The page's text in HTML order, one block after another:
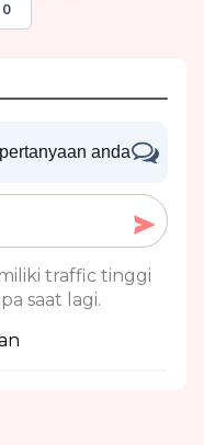
0
anda
traffic tinggi
saat lagi.